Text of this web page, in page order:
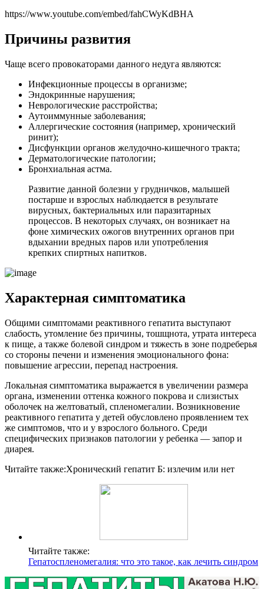
https://www.youtube.com/embed/fahCWyKdBHA
Причины развития
Чаще всего провокаторами данного недуга являются:
Инфекционные процессы в организме;
Эндокринные нарушения;
Неврологические расстройства;
Аутоиммунные заболевания;
Аллергические состояния (например, хронический
ринит);
Дисфункции органов желудочно-кишечного тракта;
Дерматологические патологии;
Бронхиальная астма.
Развитие данной болезни у грудничков, малышей
постарше и взрослых наблюдается в результате
вирусных, бактериальных или паразитарных
процессов. В некоторых случаях, он возникает на
фоне химических ожогов внутренних органов при
вдыхании вредных паров или употребления
крепких спиртных напитков.
Характерная симптоматика
Общими симптомами реактивного гепатита выступают
слабость, утомление без причины, тошщнота, утрата интереса
к пище, а также болевой синдром и тяжесть в зоне подреберья
со стороны печени и изменения эмоционального фона:
повышение агрессии, перепад настроения.
Локальная симптоматика выражается в увеличении размера
органа, изменении оттенка кожного покрова и слизистых
оболочек на желтоватый, спленомегалии. Возникновение
реактивного гепатита у детей обусловлено проявлением тех
же симптомов, что и у взрослого больного. Среди
специфических признаков патологии у ребенка — запор и
диарея.
Читайте также:Хронический гепатит Б: излечим или нет
Читайте также:
Гепатоспленомегалия: что это такое, как лечить синдром